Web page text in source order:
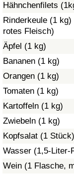
Hähnchenfilets
Rinderkeule (1
rotes Fleisch)
Äpfel (1 kg)
Bananen (1 kg)
Orangen (1 kg)
Tomaten (1 kg)
Kartoffeln (1 kg)
Zwiebeln (1 kg)
Kopfsalat (1 Stück)
Wasser (1,5-Liter-
Wein (1 Flasche,
Verkehr
Verkehrs-Index
Verkehrs-Index